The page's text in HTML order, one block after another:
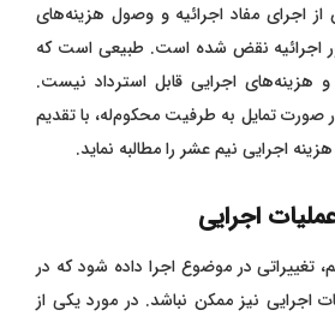
اجرای مفاد اجرائیه و وصول هزینه‌های
اجرائیه نقض شده است. طبیعی است که
و هزینه‌های اجرایی قابل استرداد نیست.
صورت تمایل به طرفیت محکوم‌له، با تقدیم
اجرایی نیم عشر را مطالبه نماید.
اجرایی
تغییراتی در موضوع اجرا داده شود که در
اجرایی نیز ممکن نباشد. در مورد یکی از